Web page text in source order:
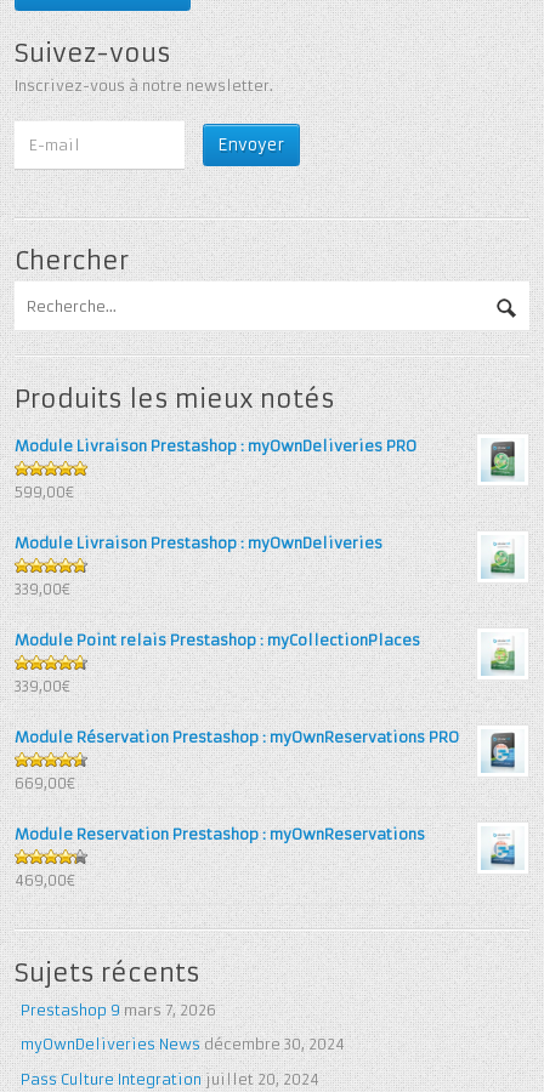
Suivez-vous
Inscrivez-vous à notre newsletter.
Chercher
Produits les mieux notés
Module Livraison Prestashop : myOwnDeliveries PRO
5out of 5
599,00€
Module Livraison Prestashop : myOwnDeliveries
4.71out
of 5
339,00€
Module Point relais Prestashop : myCollectionPlaces
4.67out
of 5
339,00€
Module Réservation Prestashop : myOwnReservations PRO
4.6out
of 5
669,00€
Module Reservation Prestashop : myOwnReservations
4.25out
of 5
469,00€
Sujets récents
Prestashop 9 mars 7, 2026
myOwnDeliveries News décembre 30, 2024
Pass Culture Integration juillet 20, 2024